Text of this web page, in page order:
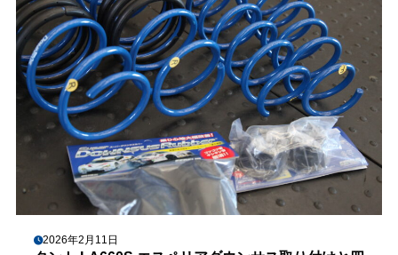
2026年2月11日